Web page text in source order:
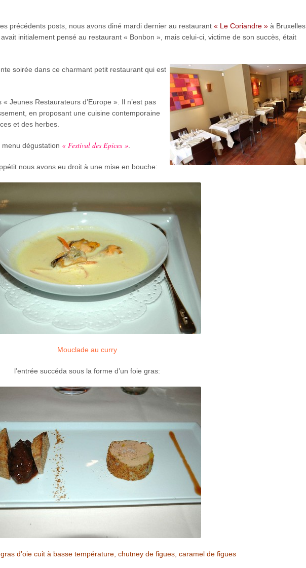
précédents posts, nous avons diné mardi dernier au restaurant « Le Coriandre » à Bruxelles
initialement pensé au restaurant « Bonbon », mais celui-ci, victime de son succès, était
soirée dans ce charmant petit restaurant qui est
Jeunes Restaurateurs d’Europe ». Il n’est pas
en proposant une cuisine contemporaine
et des herbes.
menu dégustation « Festival des Epices ».
nous avons eu droit à une mise en bouche:
Mouclade au curry
l’entrée succéda sous la forme d’un foie gras:
d’oie cuit à basse température, chutney de figues, caramel de figues